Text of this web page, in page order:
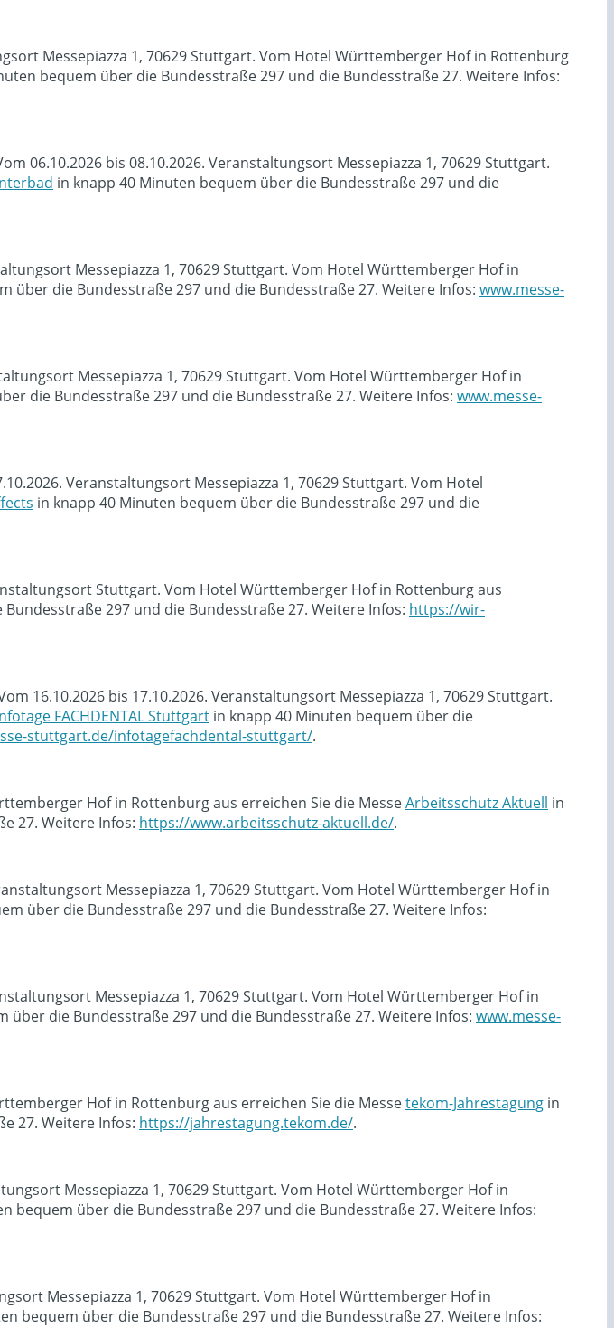
Messepiazza 1, 70629 Stuttgart. Vom Hotel Württemberger Hof in Rottenburg
bequem über die Bundesstraße 297 und die Bundesstraße 27. Weitere Infos:
06.10.2026 bis 08.10.2026. Veranstaltungsort Messepiazza 1, 70629 Stuttgart.
in knapp 40 Minuten bequem über die Bundesstraße 297 und die
Messepiazza 1, 70629 Stuttgart. Vom Hotel Württemberger Hof in
über die Bundesstraße 297 und die Bundesstraße 27. Weitere Infos: www.messe-
Messepiazza 1, 70629 Stuttgart. Vom Hotel Württemberger Hof in
die Bundesstraße 297 und die Bundesstraße 27. Weitere Infos: www.messe-
Veranstaltungsort Messepiazza 1, 70629 Stuttgart. Vom Hotel
in knapp 40 Minuten bequem über die Bundesstraße 297 und die
Stuttgart. Vom Hotel Württemberger Hof in Rottenburg aus
297 und die Bundesstraße 27. Weitere Infos: https://wir-
16.10.2026 bis 17.10.2026. Veranstaltungsort Messepiazza 1, 70629 Stuttgart.
FACHDENTAL Stuttgart in knapp 40 Minuten bequem über die
stuttgart.de/infotagefachdental-stuttgart/.
Hof in Rottenburg aus erreichen Sie die MesseArbeitsschutz Aktuell in
27. Weitere Infos: https://www.arbeitsschutz-aktuell.de/.
Messepiazza 1, 70629 Stuttgart. Vom Hotel Württemberger Hof in
über die Bundesstraße 297 und die Bundesstraße 27. Weitere Infos:
Messepiazza 1, 70629 Stuttgart. Vom Hotel Württemberger Hof in
über die Bundesstraße 297 und die Bundesstraße 27. Weitere Infos: www.messe-
Hof in Rottenburg aus erreichen Sie die Messetekom-Jahrestagung in
27. Weitere Infos: https://jahrestagung.tekom.de/.
Messepiazza 1, 70629 Stuttgart. Vom Hotel Württemberger Hof in
bequem über die Bundesstraße 297 und die Bundesstraße 27. Weitere Infos:
Messepiazza 1, 70629 Stuttgart. Vom Hotel Württemberger Hof in
bequem über die Bundesstraße 297 und die Bundesstraße 27. Weitere Infos: